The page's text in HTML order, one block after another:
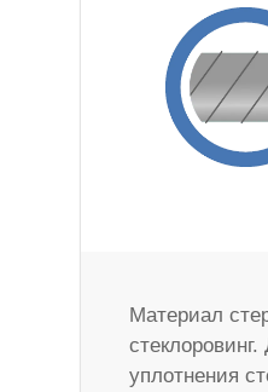
Материал
стеклоровинг.
уплотнения